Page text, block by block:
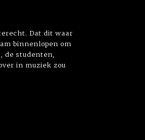
Dat dit waar
binnenlopen om
de studenten,
in muziek zou